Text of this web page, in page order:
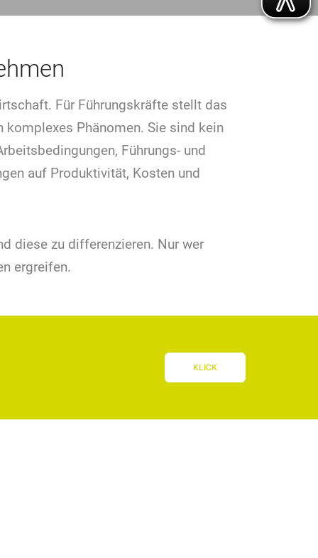
Für Führungskräfte stellt das
Phänomen. Sie sind kein
Führungs- und
auf Produktivität, Kosten und
diese zu differenzieren. Nur wer
ergreifen.
KLICK